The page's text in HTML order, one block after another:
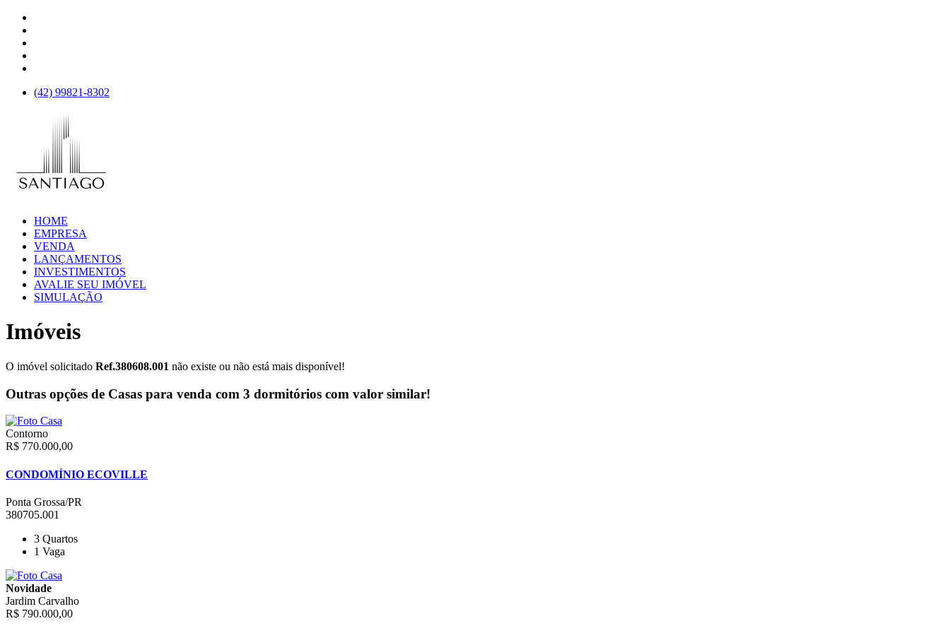
(42) 99821-8302
HOME
EMPRESA
VENDA
LANÇAMENTOS
INVESTIMENTOS
AVALIE SEU IMÓVEL
SIMULAÇÃO
Imóveis
O imóvel solicitado Ref.380608.001 não existe ou não está mais disponível!
Outras opções de Casas para venda com 3 dormitórios com valor similar!
Contorno
R$ 770.000,00
CONDOMÍNIO ECOVILLE
Ponta Grossa/PR
380705.001
3 Quartos
1 Vaga
Novidade
Jardim Carvalho
R$ 790.000,00